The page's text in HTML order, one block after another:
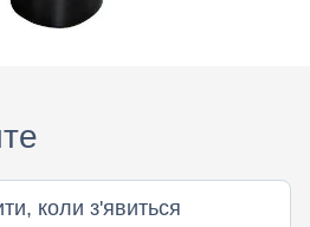
коли з'явиться